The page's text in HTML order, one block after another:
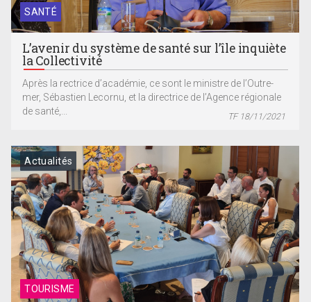
SANTÉ
L’avenir du système de santé sur l’île inquiète
la Collectivité
Après la rectrice d’académie, ce sont le ministre de l’Outre-
mer, Sébastien Lecornu, et la directrice de l’Agence régionale
de santé,...
TF 18/11/2021
TOURISME
Actualités